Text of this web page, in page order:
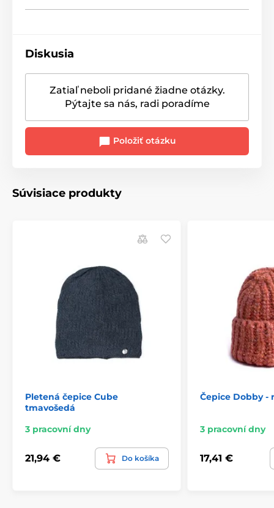
Diskusia
Zatiaľ neboli pridané žiadne otázky.
Pýtajte sa nás, radi poradíme
Položiť otázku
Súvisiace produkty
Pletená čepice Cube
tmavošedá
3 pracovní dny
21,94 € Do košíka
Čepice Dobby -
3 pracovní dny
17,41 €